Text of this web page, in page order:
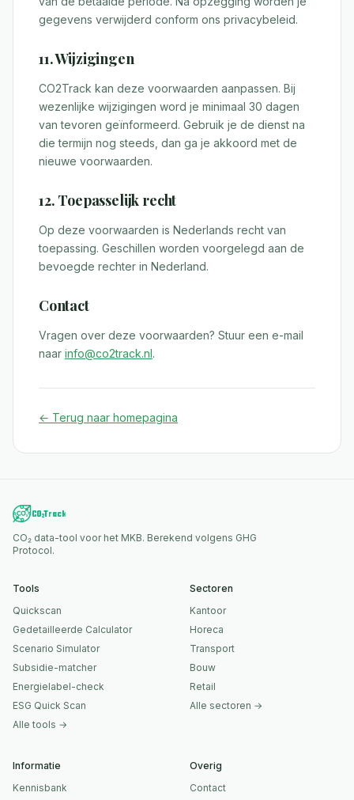
gegevens verwijderd conform ons privacybeleid.
11. Wijzigingen
CO2Track kan deze voorwaarden aanpassen. Bij
wezenlijke wijzigingen word je minimaal 30 dagen
van tevoren geïnformeerd. Gebruik je de dienst na
die termijn nog steeds, dan ga je akkoord met de
nieuwe voorwaarden.
12. Toepasselijk recht
Op deze voorwaarden is Nederlands recht van
toepassing. Geschillen worden voorgelegd aan de
bevoegde rechter in Nederland.
Contact
Vragen over deze voorwaarden? Stuur een e-mail
naar info@co2track.nl.
← Terug naar homepagina
CO₂ data-tool voor het MKB. Berekend volgens GHG
Protocol.
Tools
Quickscan
Gedetailleerde Calculator
Scenario Simulator
Subsidie-matcher
Energielabel-check
ESG Quick Scan
Alle tools →
Sectoren
Kantoor
Horeca
Transport
Bouw
Retail
Alle sectoren →
Informatie
Kennisbank
Overig
Contact